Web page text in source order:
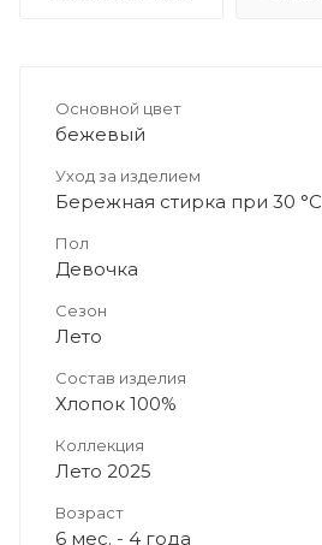
Основной цвет
бежевый
Уход за изделием
Бережная стирка при 30 °C
Пол
Девочка
Сезон
Лето
Состав изделия
Хлопок 100%
Коллекция
Лето 2025
Возраст
6 мес. - 4 года